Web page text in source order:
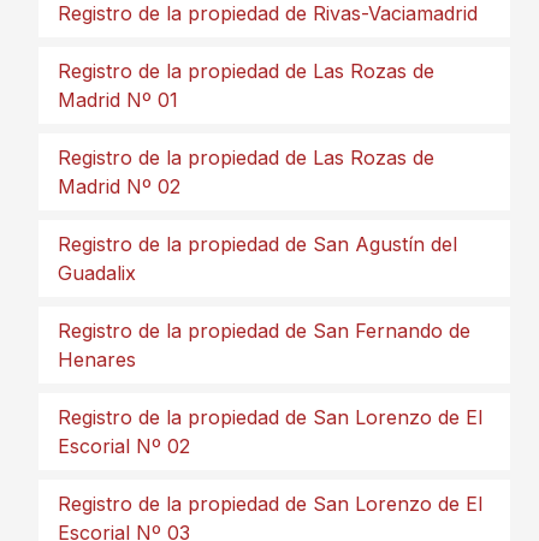
Registro de la propiedad de Rivas-Vaciamadrid
Registro de la propiedad de Las Rozas de
Madrid Nº 01
Registro de la propiedad de Las Rozas de
Madrid Nº 02
Registro de la propiedad de San Agustín del
Guadalix
Registro de la propiedad de San Fernando de
Henares
Registro de la propiedad de San Lorenzo de El
Escorial Nº 02
Registro de la propiedad de San Lorenzo de El
Escorial Nº 03